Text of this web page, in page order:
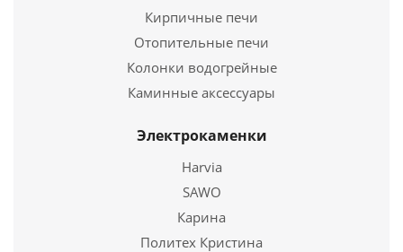
Колосник чугунный литой d22 см (Амфора)
670руб.
Подробнее
Кирпичные печи
Отопительные печи
Колонки водогрейные
Каминные аксессуары
Электрокаменки
Harvia
SAWO
Карина
Политех Кристина